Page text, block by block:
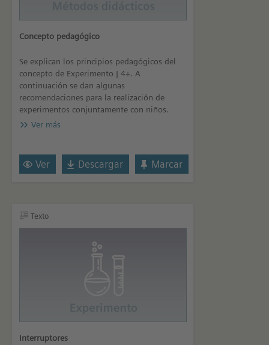
Concepto pedagógico
Se explican los principios pedagógicos del
concepto de Experimento | 4+. A
continuación se dan algunas
recomendaciones para la realización de
experimentos conjuntamente con niños.
Ver más
Ver Descargar Marcar
Texto
Interruptores